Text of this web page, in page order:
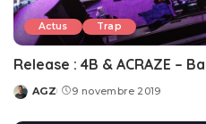
Actus Trap
Release : 4B & ACRAZE –
Posted
AGZ 9 novembre 2019